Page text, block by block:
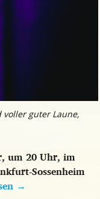
voller guter Laune,
um 20 Uhr, im
Sossenheim
→